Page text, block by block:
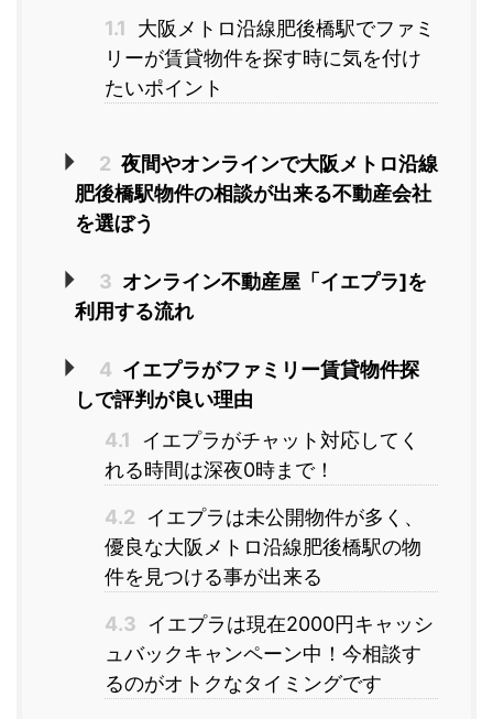
1.1
大阪メトロ沿線肥後橋駅でファミ
リーが賃貸物件を探す時に気を付け
たいポイント
2 夜間やオンラインで大阪メトロ沿線
肥後橋駅物件の相談が出来る不動産会社
を選ぼう
3 オンライン不動産屋「イエプラ]を
利用する流れ
4 イエプラがファミリー賃貸物件探
しで評判が良い理由
4.1
イエプラがチャット対応してく
れる時間は深夜0時まで！
4.2
イエプラは未公開物件が多く、
優良な大阪メトロ沿線肥後橋駅の物
件を見つける事が出来る
4.3
イエプラは現在2000円キャッシ
ュバックキャンペーン中！今相談す
るのがオトクなタイミングです